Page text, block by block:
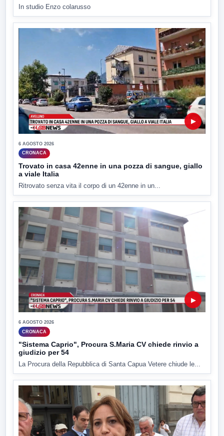
In studio Enzo colarusso
▶
6 AGOSTO 2026
CRONACA
Trovato in casa 42enne in una pozza di sangue, giallo
a viale Italia
Ritrovato senza vita il corpo di un 42enne in un...
▶
6 AGOSTO 2026
CRONACA
"Sistema Caprio", Procura S.Maria CV chiede rinvio a
giudizio per 54
La Procura della Repubblica di Santa Capua Vetere chiude le...